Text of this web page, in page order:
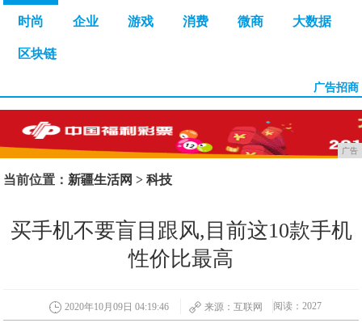
时尚 企业 游戏 消费 微商 大数据
区块链
广告招商
广告
当前位置： 新疆生活网 >科技
买手机不要盲目跟风,目前这10款手机
性价比最高
2020年10月09日 04:19:46 来源：互联网 阅读：2027